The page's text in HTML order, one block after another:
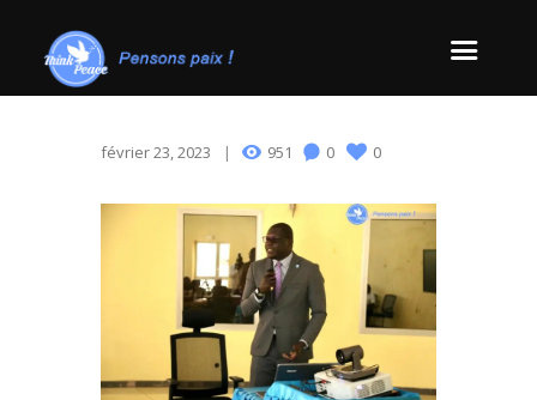
février 23, 2023 951 0 0